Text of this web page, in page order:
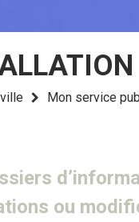
Mon service
ou